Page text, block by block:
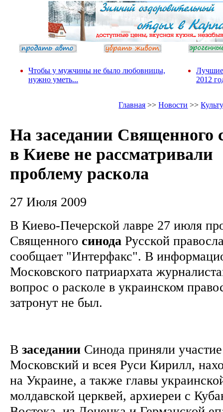
Чтобы у мужчины не было любовницы,
нужно уметь...
Лучшие
2012
Главная >>Новости >>
На заседании Священного
в Киеве не рассматривали
проблему раскола
27 Июля 2009
В Киево-Печерской лавре 27 июля
Священного синода Русской
сообщает "Интерфакс". В
Московского патриархата
вопрос о расколе в украинском
затронут не был.
В заседании Синода приняли
Московский и всея Руси Кирилл,
на Украине, а также главы
молдавской церквей, архиереи с